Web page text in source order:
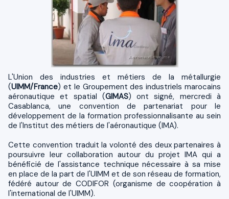
L'Union des industries et métiers de la métallurgie
(UIMM/France) et le Groupement des industriels marocains
aéronautique et spatial (GIMAS) ont signé, mercredi à
Casablanca, une convention de partenariat pour le
développement de la formation professionnalisante au sein
de l'Institut des métiers de l'aéronautique (IMA).
Cette convention traduit la volonté des deux partenaires à
poursuivre leur collaboration autour du projet IMA qui a
bénéficié de l'assistance technique nécessaire à sa mise
en place de la part de l'UIMM et de son réseau de formation,
fédéré autour de CODIFOR (organisme de coopération à
l'international de l'UIMM).